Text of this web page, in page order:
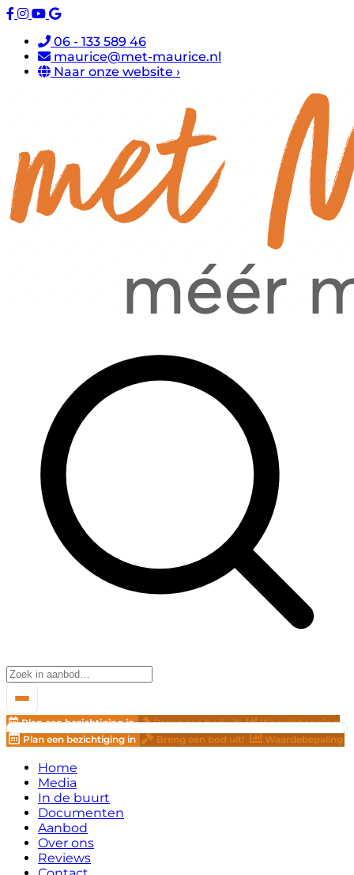
06 - 133 589 46
maurice@met-maurice.nl
Naar onze website ›
Plan een bezichtiging in Breng een bod uit!
Waardebepaling
Plan een bezichtiging in
Breng een bod uit! Waardebepaling
Home
Media
In de buurt
Documenten
Aanbod
Over ons
Reviews